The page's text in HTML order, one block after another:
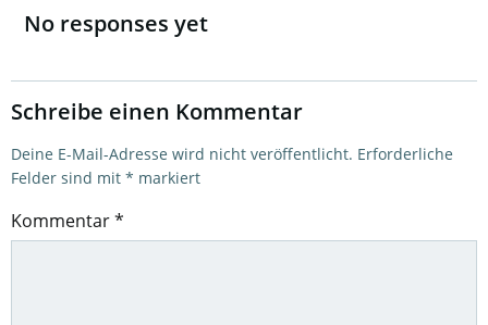
navigation
No responses yet
Schreibe einen Kommentar
Deine E-Mail-Adresse wird nicht veröffentlicht. Erforderliche
Felder sind mit * markiert
Kommentar*